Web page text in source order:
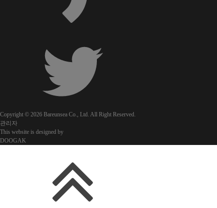
Copyright © 2026 Bareunsea Co., Ltd. All Right Reserved.
관리자
This website is designed by
DOOGAK